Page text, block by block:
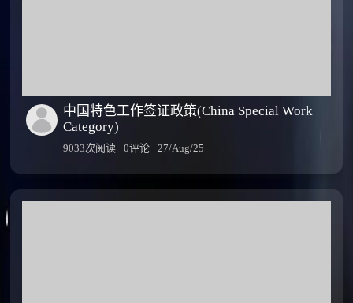
中国特色工作签证政策(China Special Work
Category)
9033次阅读 · 0评论 · 27/Aug/25